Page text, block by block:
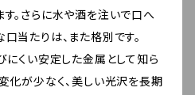
。さらに水や酒を注いで口へ
当たりは、また格別です。
にくい安定した金属として知ら
化が少なく、美しい光沢を長期